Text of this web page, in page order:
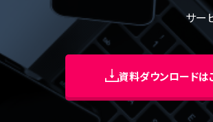
サー
資料ダウンロードは